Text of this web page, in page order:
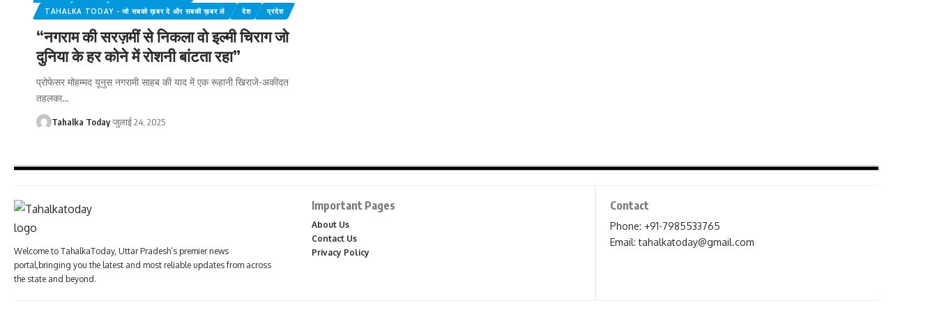
TAHALKA TODAY - जो सबको ख़बर दे और सबकी ख़बर ले देश प्रदेश
“नगराम की सरज़मीं से निकला वो इल्मी चिराग जो
दुनिया के हर कोने में रोशनी बांटता रहा”
प्रोफेसर मोहम्मद यूनुस नगरामी साहब की याद में एक रूहानी खिराजे-अकीदत
तहलका…
Tahalka Today जुलाई 24, 2025
Welcome to TahalkaToday, Uttar Pradesh’s premier news
portal,bringing you the latest and most reliable updates from across
the state and beyond.
Important Pages
About Us
Contact Us
Privacy Policy
Contact
Phone: +91-7985533765
Email:tahalkatoday@gmail.com